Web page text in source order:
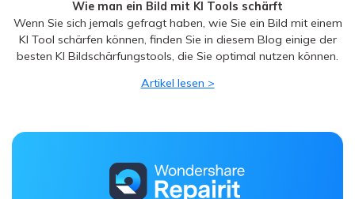
Wenn Sie sich jemals gefragt haben, wie Sie ein Bild mit einem
KI Tool schärfen können, finden Sie in diesem Blog einige der
besten KI Bildschärfungstools, die Sie optimal nutzen können.
Artikel lesen >